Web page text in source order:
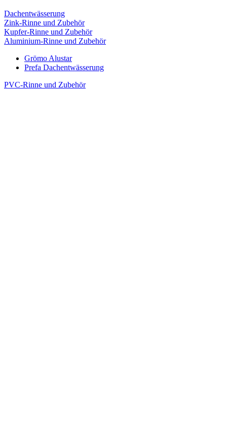
Dachentwässerung
Zink-Rinne und Zubehör
Kupfer-Rinne und Zubehör
Aluminium-Rinne und Zubehör
Grömo Alustar
Prefa Dachentwässerung
PVC-Rinne und Zubehör